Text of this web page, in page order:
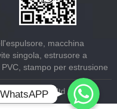
macchina
singola, estrusore a
stampo per estrusione
Machinery Co.,ltd
Whatsapp
WhatsAPP